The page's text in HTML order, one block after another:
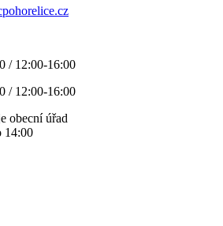
/ 12:00-16:00
/ 12:00-16:00
obecní úřad
14:00